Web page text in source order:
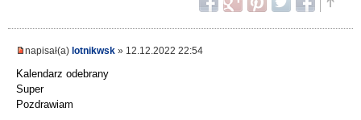
napisał(a) lotnikwsk » 12.12.2022 22:54
Kalendarz odebrany
Super
Pozdrawiam